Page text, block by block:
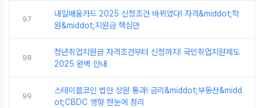
97
내일배움카드 2025 신청조건 바뀌었다! 자격&middot;학
원&middot;지원금 핵심만
98
청년취업지원금 자격조건부터 신청까지! 국민취업지원제도
2025 완벽 안내
99
스테이블코인 법안 상원 통과! 금리&middot;부동산&midd
ot;CBDC 영향 한눈에 정리